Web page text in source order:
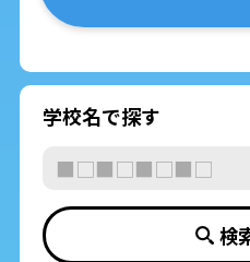
学校名で探す
検